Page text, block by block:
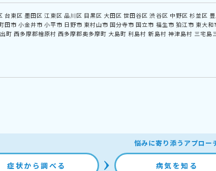
台東区 墨田区 江東区 品川区 目黒区 大田区 世田谷区 渋谷区 中野区 杉並区
田市 小金井市 小平市 日野市 東村山市 国分寺市 国立市 福生市 狛江市 東大和
町 西多摩郡檜原村 西多摩郡奥多摩町 大島町 利島村 新島村 神津島村 三宅島
悩みに寄り添うアプロー
症状から調べる 病気を知る